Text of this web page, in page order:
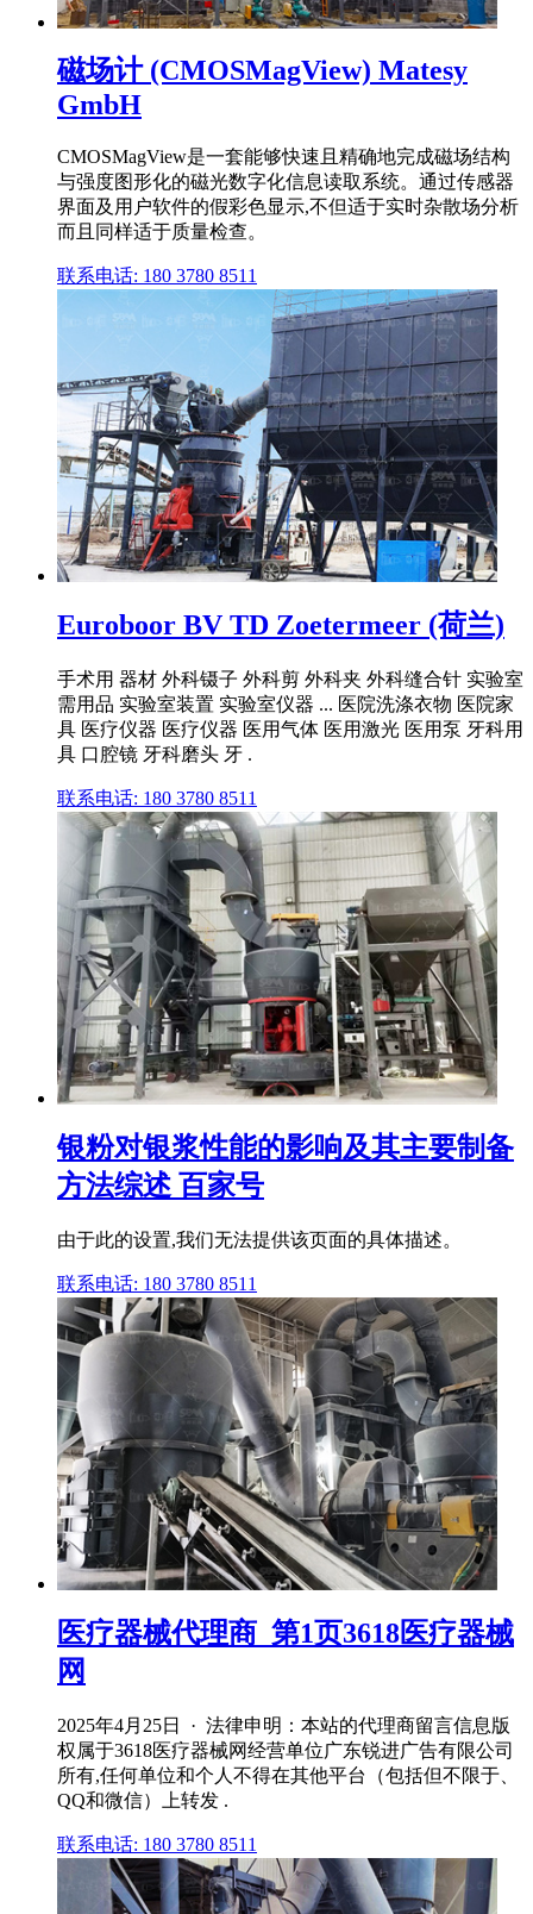
磁场计 (CMOSMagView) Matesy
GmbH
CMOSMagView是一套能够快速且精确地完成磁场结构
与强度图形化的磁光数字化信息读取系统。通过传感器
界面及用户软件的假彩色显示,不但适于实时杂散场分析
而且同样适于质量检查。
联系电话: 180 3780 8511
Euroboor BV TD Zoetermeer (荷兰)
手术用 器材 外科镊子 外科剪 外科夹 外科缝合针 实验室
需用品 实验室装置 实验室仪器 ... 医院洗涤衣物 医院家
具 医疗仪器 医疗仪器 医用气体 医用激光 医用泵 牙科用
具 口腔镜 牙科磨头 牙 .
联系电话: 180 3780 8511
银粉对银浆性能的影响及其主要制备
方法综述 百家号
由于此的设置,我们无法提供该页面的具体描述。
联系电话: 180 3780 8511
医疗器械代理商_第1页3618医疗器械
网
2025年4月25日 · 法律申明：本站的代理商留言信息版
权属于3618医疗器械网经营单位广东锐进广告有限公司
所有,任何单位和个人不得在其他平台（包括但不限于、
QQ和微信）上转发 .
联系电话: 180 3780 8511